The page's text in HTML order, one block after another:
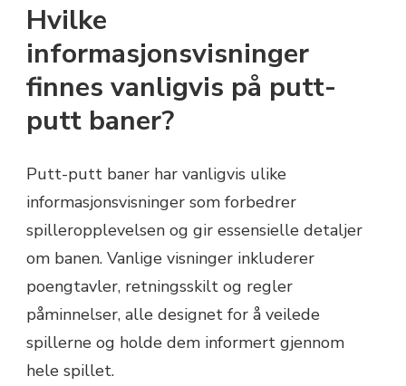
Hvilke
informasjonsvisninger
finnes vanligvis på putt-
putt baner?
Putt-putt baner har vanligvis ulike
informasjonsvisninger som forbedrer
spilleropplevelsen og gir essensielle detaljer
om banen. Vanlige visninger inkluderer
poengtavler, retningsskilt og regler
påminnelser, alle designet for å veilede
spillerne og holde dem informert gjennom
hele spillet.